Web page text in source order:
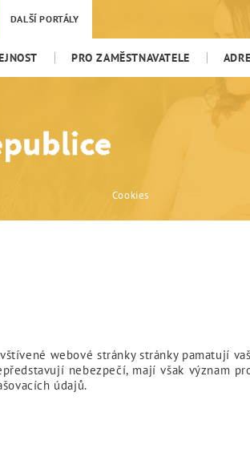
DALŠÍ PORTÁLY
PRO ZAMĚSTNAVATELE
Cookies
webové stránky stránky pamatují
nebezpečí, mají však význam
údajů.